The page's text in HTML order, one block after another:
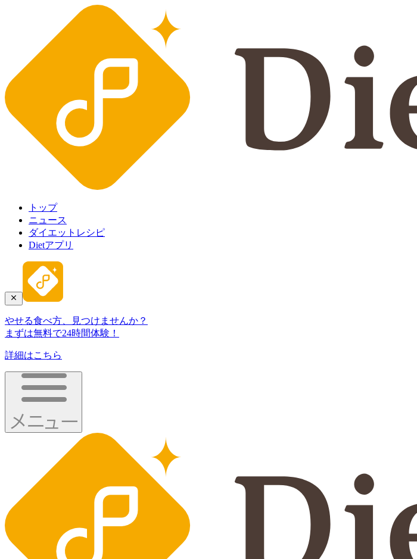
トップ
ニュース
ダイエットレシピ
Dietアプリ
やせる食べ方、見つけませんか？
まずは無料で24時間体験！
詳細はこちら